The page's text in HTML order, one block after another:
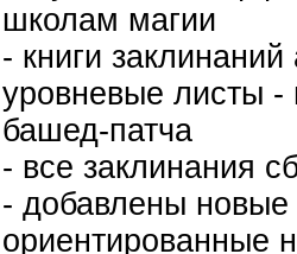
школам магии
- книги
уровневые листы -
башед-патча
- все заклинания
- добавлены
ориентированные